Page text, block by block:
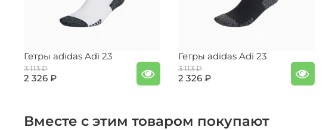
Гетры adidas Adi 23
3 113 ₽
2 326 ₽
Гетры adidas Adi 23
3 113 ₽
2 326 ₽
Вместе с этим товаром покупают